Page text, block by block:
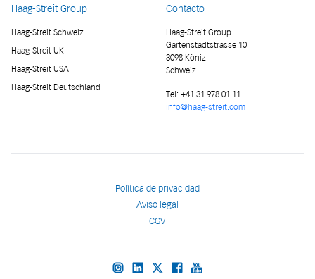
Haag-Streit Group
Haag-Streit Schweiz
Haag-Streit UK
Haag-Streit USA
Haag-Streit Deutschland
Contacto
Haag-Streit Group
Gartenstadtstrasse 10
3098 Köniz
Schweiz
Tel: +41 31 978 01 11
info@haag-streit.com
Política de privacidad
Aviso legal
CGV